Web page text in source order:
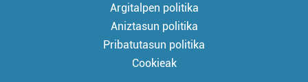
Argitalpen politika
Aniztasun politika
Pribatutasun politika
Cookieak